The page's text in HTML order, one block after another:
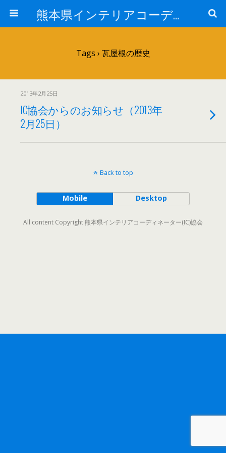
熊本県インテリアコーディネーター(IC)協会
Tags › 瓦屋根の歴史
2013年2月25日
IC協会からのお知らせ（2013年
2月25日）
Back to top
Mobile Desktop
All content Copyright 熊本県インテリアコーディネーター(IC)協会